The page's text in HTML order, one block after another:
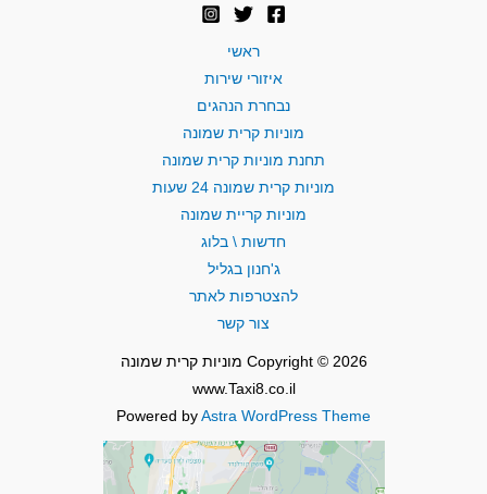
ראשי
איזורי שירות
נבחרת הנהגים
מוניות קרית שמונה
תחנת מוניות קרית שמונה
מוניות קרית שמונה 24 שעות
מוניות קריית שמונה
חדשות \ בלוג
ג'חנון בגליל
להצטרפות לאתר
צור קשר
Copyright © 2026 מוניות קרית שמונה
www.Taxi8.co.il
Powered by Astra WordPress Theme